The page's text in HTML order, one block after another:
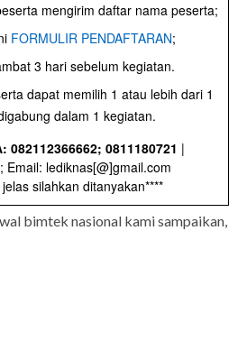
mengirim daftar nama peserta;
FORMULIR PENDAFTARAN;
3 hari sebelum kegiatan.
dapat memilih 1 atau lebih dari 1
dalam 1 kegiatan.
082112366662; 0811180721 |
Email: lediknas[@]gmail.com
silahkan ditanyakan****
bimtek nasional kami sampaikan,